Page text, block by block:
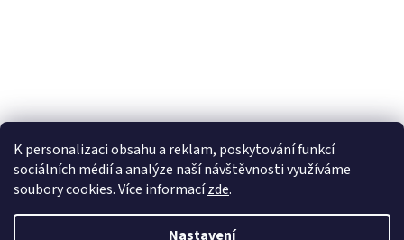
K personalizaci obsahu a reklam, poskytování funkcí
sociálních médií a analýze naší návštěvnosti využíváme
soubory cookies. Více informacízde.
Nastavení